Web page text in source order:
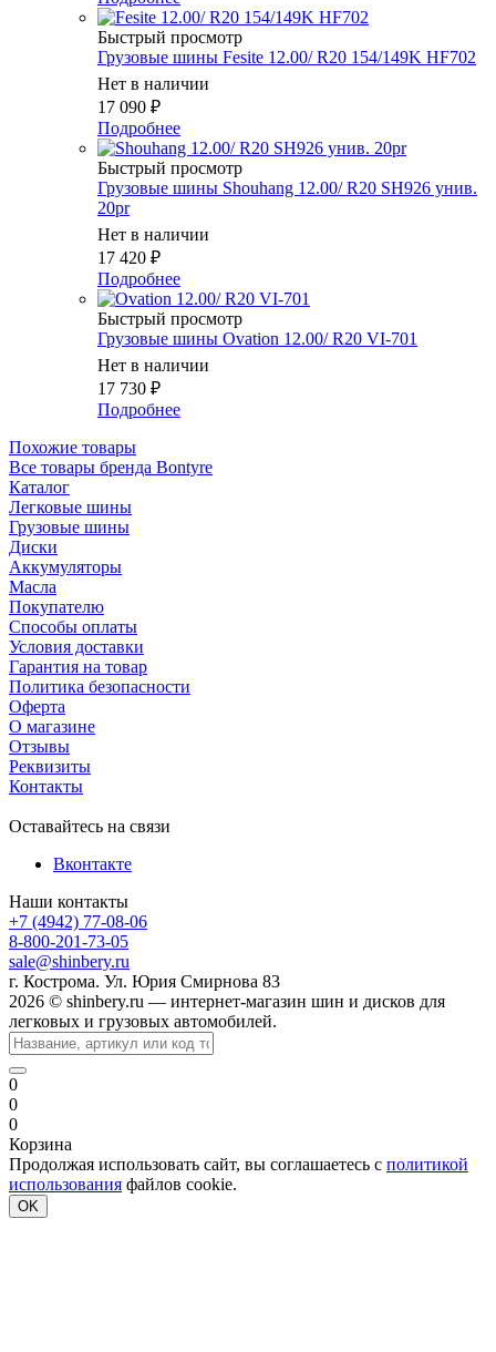
Быстрый просмотр
Грузовые шины Fesite 12.00/ R20 154/149K HF702
Нет в наличии
17 090 ₽
Подробнее
Быстрый просмотр
Грузовые шины Shouhang 12.00/ R20 SH926 унив.
20pr
Нет в наличии
17 420 ₽
Подробнее
Быстрый просмотр
Грузовые шины Ovation 12.00/ R20 VI-701
Нет в наличии
17 730 ₽
Подробнее
Похожие товары
Все товары бренда Bontyre
Каталог
Легковые шины
Грузовые шины
Диски
Аккумуляторы
Масла
Покупателю
Способы оплаты
Условия доставки
Гарантия на товар
Политика безопасности
Оферта
О магазине
Отзывы
Реквизиты
Контакты
Оставайтесь на связи
Вконтакте
Наши контакты
+7 (4942) 77-08-06
8-800-201-73-05
sale@shinbery.ru
г. Кострома. Ул. Юрия Смирнова 83
2026 © shinbery.ru — интернет-магазин шин и дисков для
легковых и грузовых автомобилей.
0
0
0
Корзина
Продолжая использовать сайт, вы соглашаетесь с политикой
использования файлов cookie.
OK